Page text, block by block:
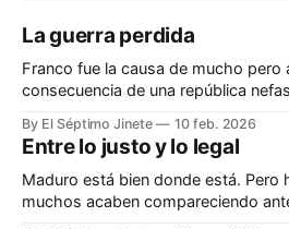
La guerra perdida
Franco fue la causa de mucho pero
consecuencia de una república
By El Séptimo Jinete 10 feb. 2026
Entre lo justo y lo legal
Maduro está bien donde está. Pero
muchos acaben compareciendo